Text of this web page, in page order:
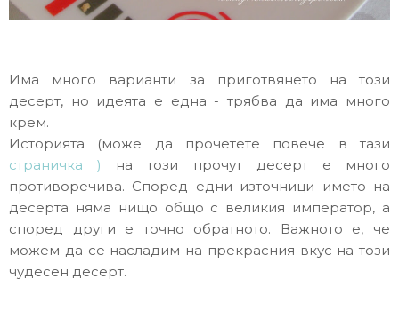
Има много варианти за приготвянето на този
десерт, но идеята е една - трябва да има много
крем.
Историята (може да прочетете повече в тази
страничка )
на този прочут десерт е много
противоречива. Според едни източници името на
десерта няма нищо общо с великия император, а
според други е точно обратното. Важното е, че
можем да се насладим на прекрасния вкус на този
чудесен десерт.